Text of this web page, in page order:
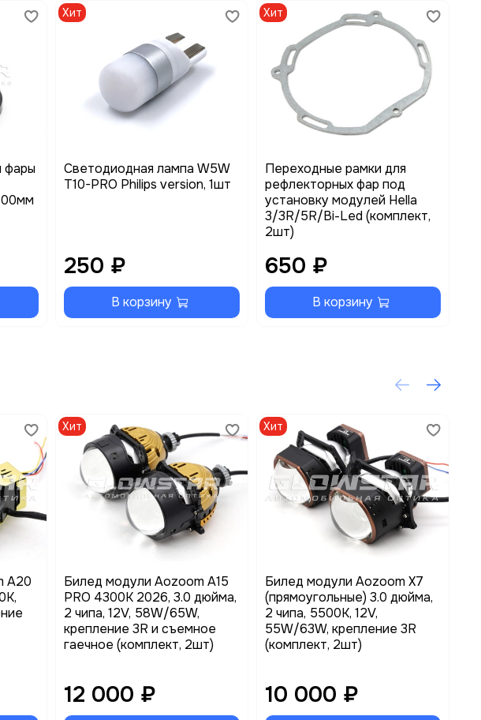
фары
Хит
Светодиодная лампа W5W
T10-PRO Philips version, 1шт
250 ₽
В корзину
Хит
Переходные рамки для
рефлекторных фар под
установку модулей Hella
3/3R/5R/Bi-Led (комплект,
2шт)
650 ₽
В корзину
A20
Хит
Билед модули Aozoom A15
PRO 4300K 2026, 3.0 дюйма,
2 чипа, 12V, 58W/65W,
крепление 3R и съемное
гаечное (комплект, 2шт)
12 000 ₽
Хит
Билед модули Aozoom X7
(прямоугольные) 3.0 дюйма,
2 чипа, 5500K, 12V,
55W/63W, крепление 3R
(комплект, 2шт)
10 000 ₽